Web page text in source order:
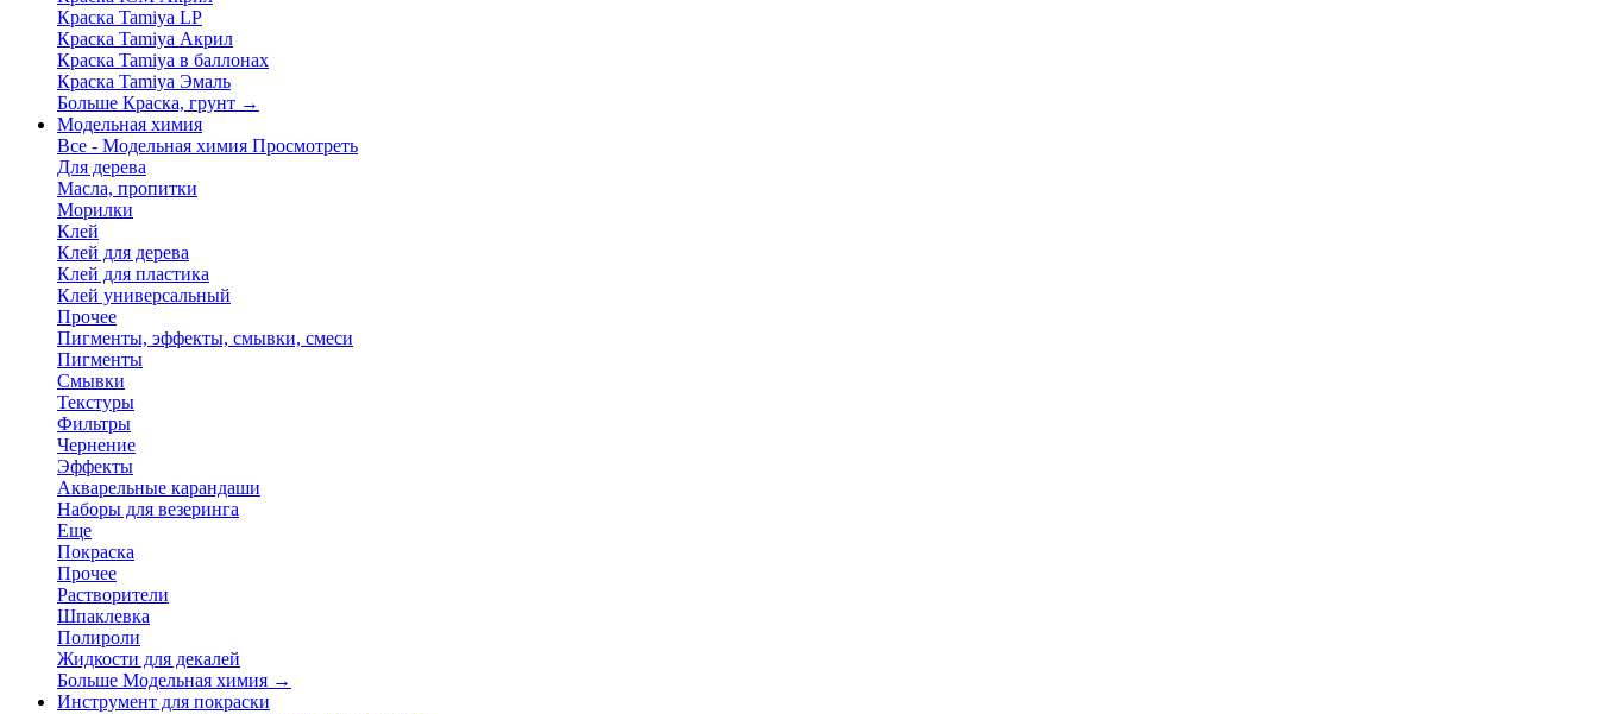
Краска Tamiya LP
Краска Tamiya Акрил
Краска Tamiya в баллонах
Краска Tamiya Эмаль
Больше Краска, грунт →
Модельная химия
Все - Модельная химия Просмотреть
Для дерева
Масла, пропитки
Морилки
Клей
Клей для дерева
Клей для пластика
Клей универсальный
Прочее
Пигменты, эффекты, смывки, смеси
Пигменты
Смывки
Текстуры
Фильтры
Чернение
Эффекты
Акварельные карандаши
Наборы для везеринга
Еще
Покраска
Прочее
Растворители
Шпаклевка
Полироли
Жидкости для декалей
Больше Модельная химия →
Инструмент для покраски